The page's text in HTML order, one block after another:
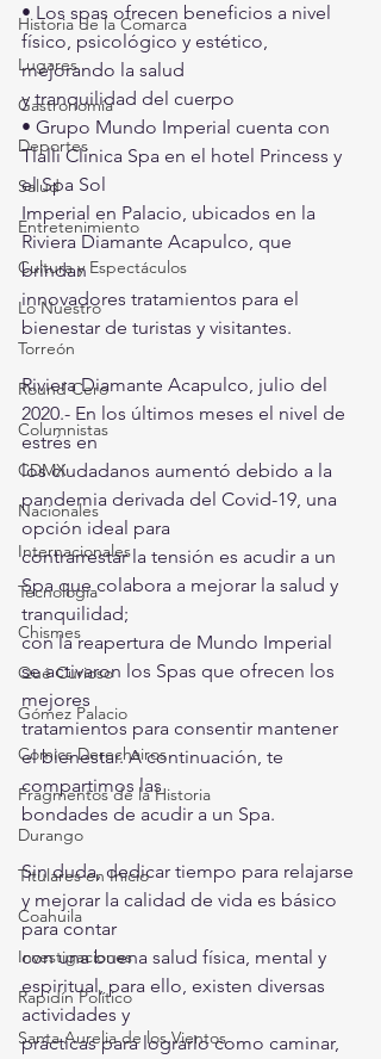
Historia de la Comarca
Lugares
Gastronomía
Deportes
Salud
Entretenimiento
Cultura y Espectáculos
Lo Nuestro
Torreón
Round Cero
Columnistas
CDMX
Nacionales
Internacionales
Tecnología
Chismes
Qué Curioso
Gómez Palacio
Comics Derechairos
Fragmentos de la Historia
Durango
Titulares en Inicio
Coahuila
Investigaciones
Rapidín Político
Santa Aurelia de los Vientos
• Los spas ofrecen beneficios a nivel
físico, psicológico y estético,
mejorando la salud
y tranquilidad del cuerpo
• Grupo Mundo Imperial cuenta con
Tlalli Clínica Spa en el hotel Princess y
el Spa Sol
Imperial en Palacio, ubicados en la
Riviera Diamante Acapulco, que
brindan
innovadores tratamientos para el
bienestar de turistas y visitantes.
Riviera Diamante Acapulco, julio del
2020.- En los últimos meses el nivel de
estrés en
los ciudadanos aumentó debido a la
pandemia derivada del Covid-19, una
opción ideal para
contrarrestar la tensión es acudir a un
Spa que colabora a mejorar la salud y
tranquilidad;
con la reapertura de Mundo Imperial
se activaron los Spas que ofrecen los
mejores
tratamientos para consentir mantener
el bienestar. A continuación, te
compartimos las
bondades de acudir a un Spa.
Sin duda, dedicar tiempo para relajarse
y mejorar la calidad de vida es básico
para contar
con una buena salud física, mental y
espiritual, para ello, existen diversas
actividades y
prácticas para lograrlo como caminar,